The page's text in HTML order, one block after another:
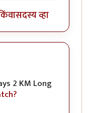
सदस्य व्हा
2 KM Long